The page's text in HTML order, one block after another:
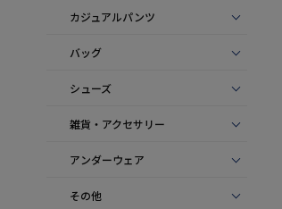
カジュアルパンツ
バッグ
シューズ
雑貨・アクセサリー
アンダーウェア
その他